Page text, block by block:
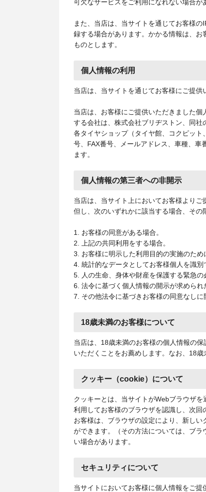
可欠なサービスをご利用になれない場合が
また、当店は、当サイトを通じてお客様
録する場合があります。かかる情報は、
ものとします。
個人情報の利用
当店は、当サイトを通じてお客様にご提
当店は、お客様にご提供いただきました
する会社は、株式会社ブリヂストン、同
各タイヤショップ（タイヤ館、コクピッ
号、FAX番号、メールアドレス、車種、
ます。
個人情報の第三者への非開示
当店は、当サイト上においてお客様よりご
但し、次のいずれかに該当する場合、その
1. お客様の同意がある場合。
2. 上記の共同利用をする場合。
3. お客様に明示した利用目的の実施のため
4. 統計的なデータとしてお客様個人を識別
5. 人の生命、身体や財産を保護する緊急の
6. 法令に基づく個人情報の開示が求められ
7. その他法令に基づきお客様の同意なしに
18歳未満のお客様について
当店は、18歳未満のお客様の個人情報の
いただくことをお薦めします。なお、18
クッキー（cookie）について
クッキーとは、当サイトがWebブラウザ
利用してお客様のブラウザを認識し、次回
お客様は、ブラウザの設定により、新し
ができます。（その方法については、ブ
い場合があります。
セキュリティについて
当サイトにおいてお客様に個人情報をご